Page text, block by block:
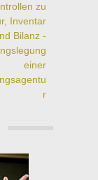
zu
Inventar
Bilanz -
einer
r